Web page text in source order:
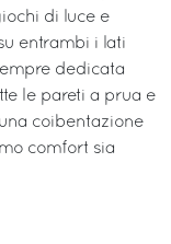
di luce e
entrambi i lati
dedicata
le pareti a prua e
coibentazione
comfort sia